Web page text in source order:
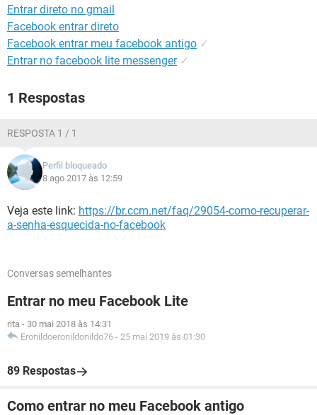
Entrar direto no gmail
Facebook entrar direto
Facebook entrar meu facebook antigo ✓
Entrar no facebook lite messenger ✓
1 Respostas
RESPOSTA 1 / 1
Perfil bloqueado
8 ago 2017 às 12:59
Veja este link: https://br.ccm.net/faq/29054-como-recuperar-
a-senha-esquecida-no-facebook
Conversas semelhantes
Entrar no meu Facebook Lite
rita - 30 mai 2018 às 14:31
Eronildoeronildonildo76 - 25 mai 2019 às 01:30
89 Respostas
Como entrar no meu Facebook antigo